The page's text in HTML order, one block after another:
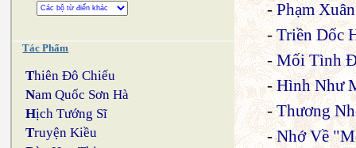
Tác Phẩm
Thiên Đô Chiếu
Nam Quốc Sơn Hà
Hịch Tướng Sĩ
Truyện Kiều
-Phạm
-Triền Dốc
-Mối Tình
-Hình Như
-Thương
-Nhớ Về